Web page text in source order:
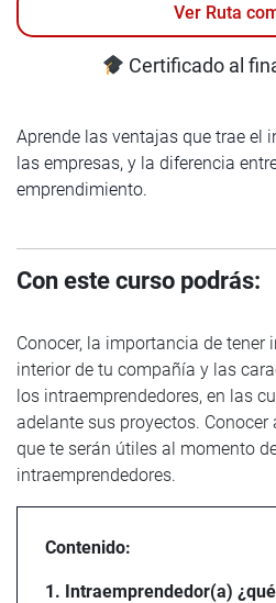
Ver Ruta
Certificado al
Aprende las ventajas que trae el
las empresas, y la diferencia
emprendimiento.
Con este curso podrás:
Conocer, la importancia de tener
interior de tu compañía y las
los intraemprendedores, en las
adelante sus proyectos.
que te serán útiles al momento
intraemprendedores.
Contenido:
1. Intraemprendedor(a)